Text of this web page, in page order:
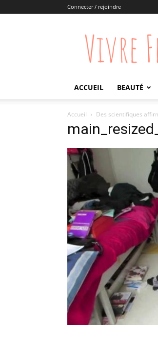
Connecter / rejoindre
ACCUEIL BEAUTÉ
Accueil Des scientifiques